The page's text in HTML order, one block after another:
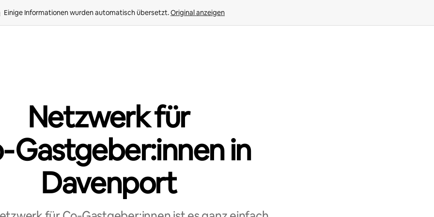
Einige Informationen wurden automatisch übersetzt. Original anzeigen
Netzwerk für
in
Davenport